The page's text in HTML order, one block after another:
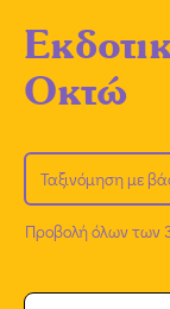
Οκτώ
Προβολή όλων των